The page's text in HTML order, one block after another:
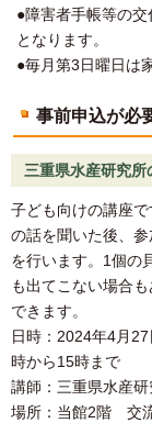
●障害者手帳等の
となります。
●毎月第3日曜日は
事前申込が必
三重県水産研究所
子ども向けの講座
の話を聞いた後、
を行います。1個の
も出てこない場合
できます。
日時：2024年4月
時から15時まで
講師：三重県水産研
場所：当館2階 交